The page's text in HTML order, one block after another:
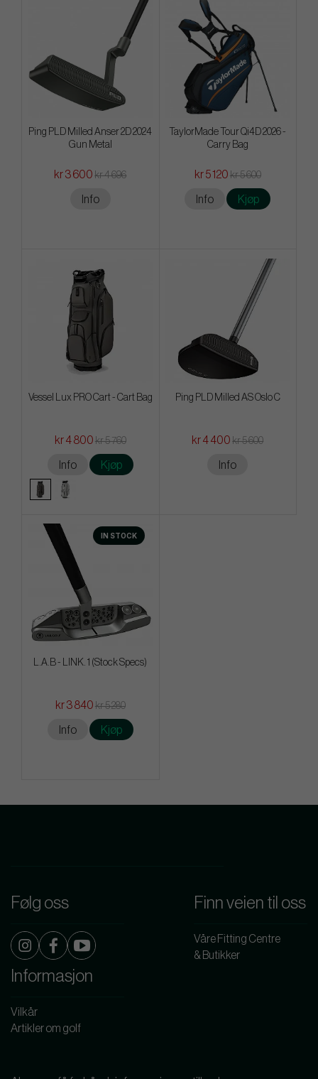
Ping PLD Milled Anser 2D 2024
Gun Metal
kr 3 600 kr 4 696
Info
TaylorMade Tour Qi4D 2026 -
Carry Bag
kr 5 120 kr 5 600
Info Kjøp
Vessel Lux PRO Cart - Cart Bag
kr 4 800 kr 5 760
Info Kjøp
Ping PLD Milled AS Oslo C
kr 4 400 kr 5 600
Info
IN STOCK
L.A.B - LINK. 1 (Stock Specs)
kr 3 840 kr 5 280
Info Kjøp
Følg oss Finn veien til oss
Våre Fitting Centre
& Butikker
Informasjon
Vilkår
Artikler om golf